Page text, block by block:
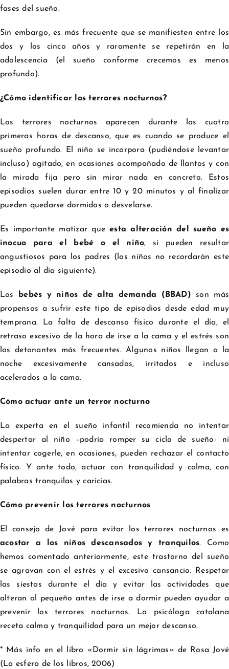
fases del sueño.
Sin embargo, es más frecuente que se manifiesten entre los
dos y los cinco años y raramente se repetirán en la
adolescencia (el sueño conforme crecemos es menos
profundo).
¿Cómo identificar los terrores nocturnos?
Los terrores nocturnos aparecen durante las cuatro
primeras horas de descanso, que es cuando se produce el
sueño profundo. El niño se incorpora (pudiéndose levantar
incluso) agitado, en ocasiones acompañado de llantos y con
la mirada fija pero sin mirar nada en concreto. Estos
episodios suelen durar entre 10 y 20 minutos y al finalizar
pueden quedarse dormidos o desvelarse.
Es importante matizar que esta alteración del sueño es
inocuo para el bebé o el niño, sí pueden resultar
angustiosos para los padres (los niños no recordarán este
episodio al día siguiente).
Los bebés y niños de alta demanda (BBAD) son más
propensos a sufrir este tipo de episodios desde edad muy
temprana. La falta de descanso físico durante el día, el
retraso excesivo de la hora de irse a la cama y el estrés son
los detonantes más frecuentes. Algunos niños llegan a la
noche excesivamente cansados, irritados e incluso
acelerados a la cama.
Cómo actuar ante un terror nocturno
La experta en el sueño infantil recomienda no intentar
despertar al niño –podría romper su ciclo de sueño- ni
intentar cogerle, en ocasiones, pueden rechazar el contacto
físico. Y ante todo, actuar con tranquilidad y calma, con
palabras tranquilas y caricias.
Cómo prevenir los terrores nocturnos
El consejo de Jové para evitar los terrores nocturnos es
acostar a los niños descansados y tranquilos. Como
hemos comentado anteriormente, este trastorno del sueño
se agravan con el estrés y el excesivo cansancio. Respetar
las siestas durante el día y evitar las actividades que
alteran al pequeño antes de irse a dormir pueden ayudar a
prevenir los terrores nocturnos. La psicóloga catalana
receta calma y tranquilidad para un mejor descanso.
* Más info en el libro «Dormir sin lágrimas» de Rosa Jové
(La esfera de los libros, 2006)